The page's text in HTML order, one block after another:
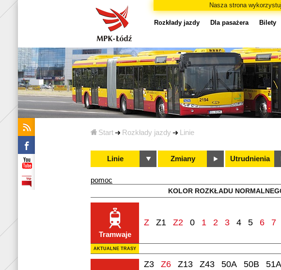
Nasza strona
Start Rozkłady jazdy Linie
Rozkłady jazdy Dla pasażera Bilety
Linie Zmiany Utrudnienia
pomoc
KOLOR ROZKŁADU
Tramwaje
Z Z1 Z2 0 1 2 3 4 5 6 7
AKTUALNE TRASY
Z3 Z6 Z13 Z43 50A 50B 51A